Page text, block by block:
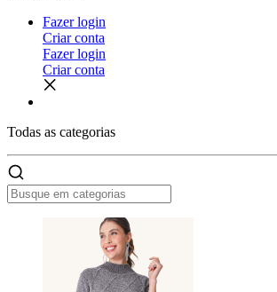
Fazer login
Criar conta
Fazer login
Criar conta
Todas as categorias